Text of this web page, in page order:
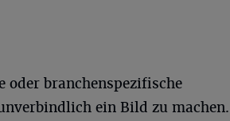
oder branchenspezifische
ein Bild zu machen.